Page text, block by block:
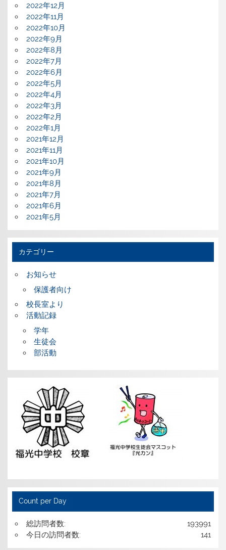
2022年12月
2022年11月
2022年10月
2022年9月
2022年8月
2022年7月
2022年6月
2022年5月
2022年4月
2022年3月
2022年2月
2022年1月
2021年12月
2021年11月
2021年10月
2021年9月
2021年8月
2021年7月
2021年6月
2021年5月
カテゴリー
お知らせ
保護者向け
校長室より
活動記録
学年
生徒会
部活動
Count per Day
193991
総訪問者数:
141
今日の訪問者数: